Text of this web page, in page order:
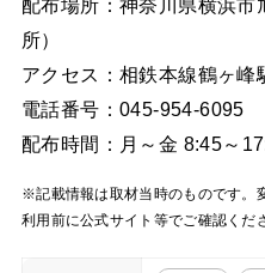
所）
アクセス：相鉄本線鶴ヶ峰
電話番号：045-954-6095
配布時間：月～金 8:45～
※記載情報は取材当時のものです。
利用前に公式サイト等でご確認くだ